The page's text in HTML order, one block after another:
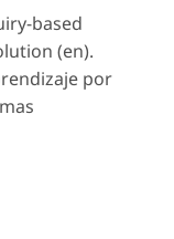
based
(en).
por